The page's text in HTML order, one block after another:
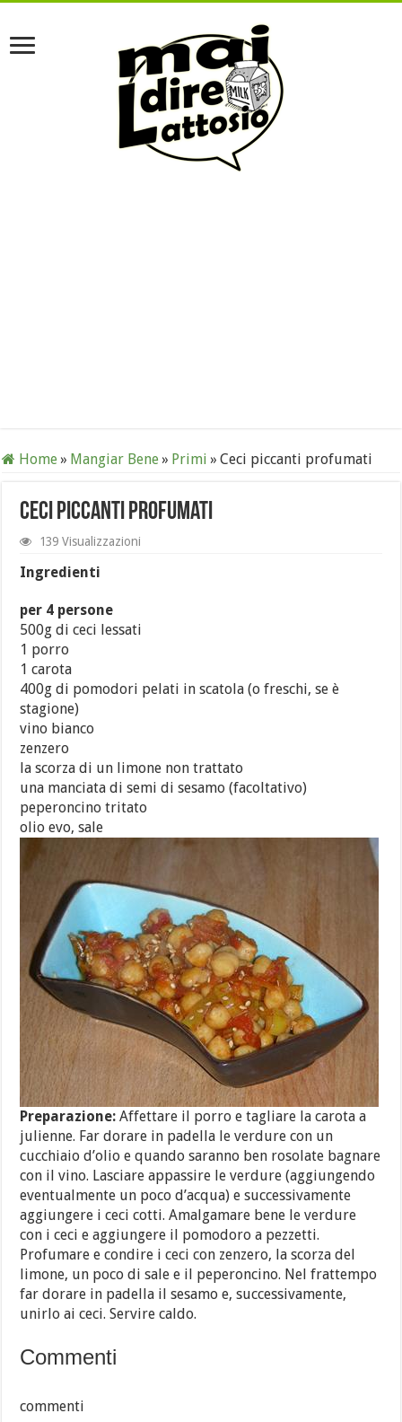
Home» Mangiar Bene» Primi » Ceci piccanti profumati
Ceci piccanti profumati
139 Visualizzazioni
Ingredienti
per 4 persone
500g di ceci lessati
1 porro
1 carota
400g di pomodori pelati in scatola (o freschi, se è
stagione)
vino bianco
zenzero
la scorza di un limone non trattato
una manciata di semi di sesamo (facoltativo)
peperoncino tritato
olio evo, sale
Preparazione:Affettare il porro e tagliare la carota a
julienne. Far dorare in padella le verdure con un
cucchiaio d’olio e quando saranno ben rosolate bagnare
con il vino. Lasciare appassire le verdure (aggiungendo
eventualmente un poco d’acqua) e successivamente
aggiungere i ceci cotti. Amalgamare bene le verdure
con i ceci e aggiungere il pomodoro a pezzetti.
Profumare e condire i ceci con zenzero, la scorza del
limone, un poco di sale e il peperoncino. Nel frattempo
far dorare in padella il sesamo e, successivamente,
unirlo ai ceci. Servire caldo.
Commenti
commenti